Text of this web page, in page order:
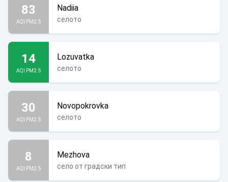
83
AQI PM2.5
Nadiia
селото
14
AQI PM2.5
Lozuvatka
селото
30
AQI PM2.5
Novopokrovka
селото
8
AQI PM2.5
Mezhova
село от градски тип